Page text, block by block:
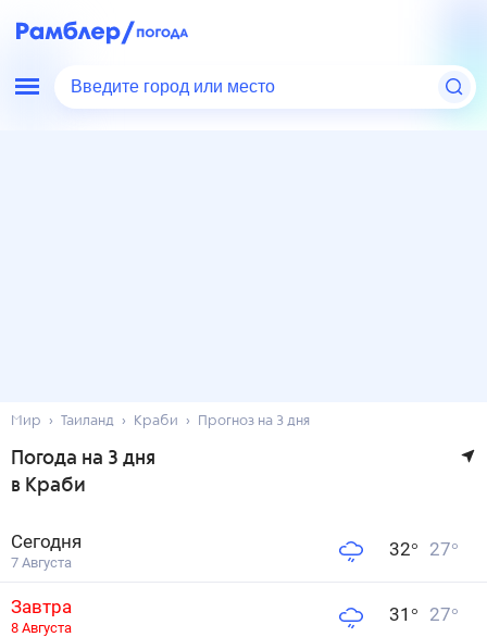
Введите город или место
Мир Таиланд Краби Прогноз на 3 дня
Погода на 3 дня
в Краби
Сегодня
7 Августа
32° 27°
Завтра
8 Августа
31 ° 27°